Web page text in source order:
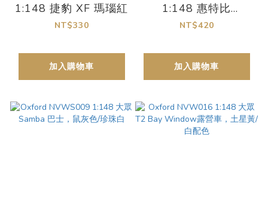
1:148 捷豹 XF 瑪瑙紅
NT$330
加入購物車
1:148 惠特比
Mondial 冰淇淋車
NT$420
加入購物車